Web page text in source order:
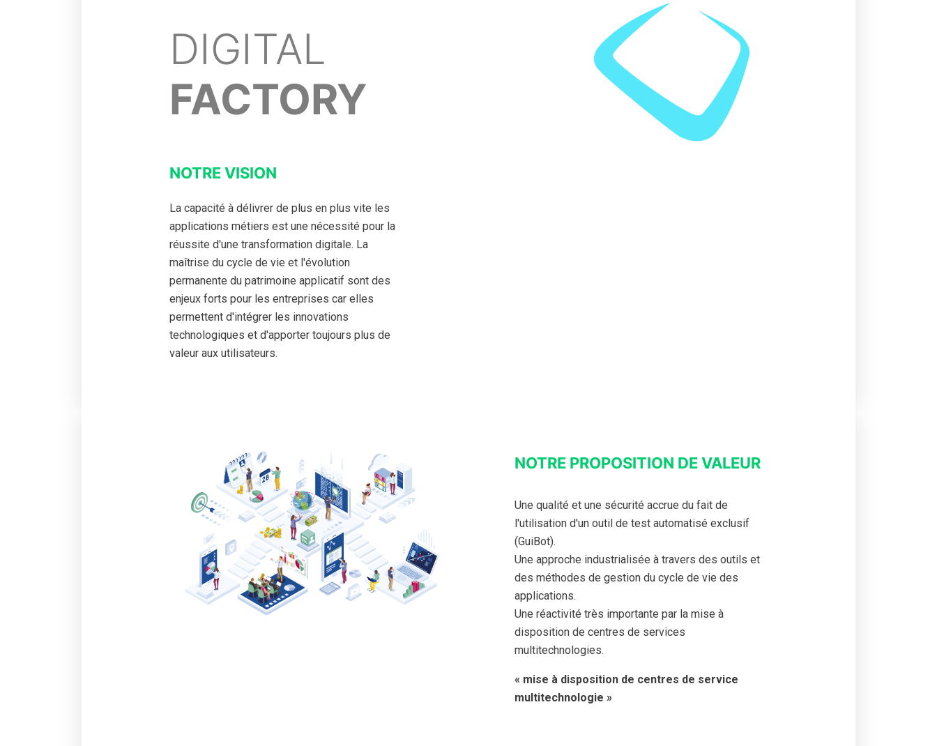
DIGITAL
FACTORY
NOTRE VISION
La capacité à délivrer de plus en plus vite les
applications métiers est une nécessité pour la
réussite d'une transformation digitale. La
maîtrise du cycle de vie et l'évolution
permanente du patrimoine applicatif sont des
enjeux forts pour les entreprises car elles
permettent d'intégrer les innovations
technologiques et d'apporter toujours plus de
valeur aux utilisateurs.
NOTRE PROPOSITION DE VALEUR
Une qualité et une sécurité accrue du fait de
l'utilisation d'un outil de test automatisé exclusif
(GuiBot).
Une approche industrialisée à travers des outils et
des méthodes de gestion du cycle de vie des
applications.
Une réactivité très importante par la mise à
disposition de centres de services
multitechnologies.
« mise à disposition de centres de service
multitechnologie »